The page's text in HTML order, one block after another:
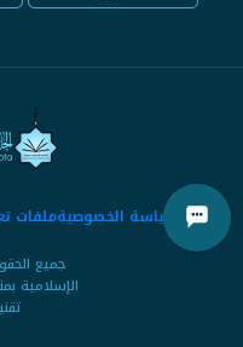
سياسة الخصوصيةملفات
جميع